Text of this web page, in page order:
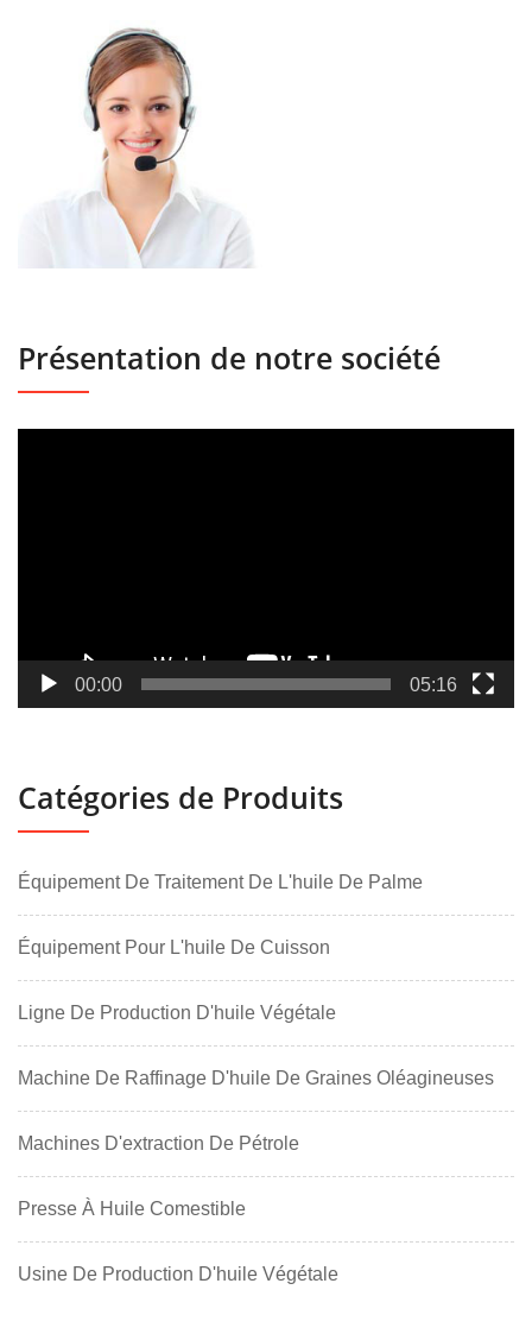
Présentation de notre société
00:00 05:16
Catégories de Produits
Équipement De Traitement De L'huile De Palme
Équipement Pour L'huile De Cuisson
Ligne De Production D'huile Végétale
Machine De Raffinage D'huile De Graines Oléagineuses
Machines D'extraction De Pétrole
Presse À Huile Comestible
Usine De Production D'huile Végétale